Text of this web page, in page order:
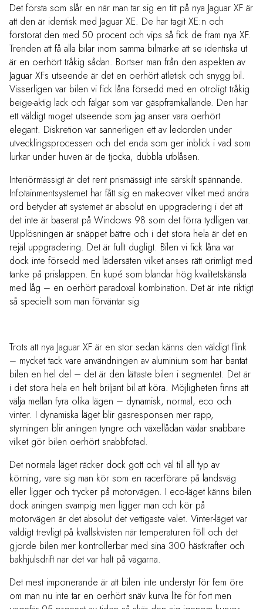
Det första som slår en när man tar sig en titt på nya Jaguar XF är
att den är identisk med Jaguar XE. De har tagit XE:n och
förstorat den med 50 procent och vips så fick de fram nya XF.
Trenden att få alla bilar inom samma bilmärke att se identiska ut
är en oerhört tråkig sådan. Bortser man från den aspekten av
Jaguar XFs utseende är det en oerhört atletisk och snygg bil.
Visserligen var bilen vi fick låna försedd med en otroligt tråkig
beige-aktig lack och fälgar som var gäspframkallande. Den har
ett väldigt moget utseende som jag anser vara oerhört
elegant. Diskretion var sannerligen ett av ledorden under
utvecklingsprocessen och det enda som ger inblick i vad som
lurkar under huven är de tjocka, dubbla utblåsen.
Interiörmässigt är det rent prismässigt inte särskilt spännande.
Infotainmentsystemet har fått sig en makeover vilket med andra
ord betyder att systemet är absolut en uppgradering i det att
det inte är baserat på Windows 98 som det förra tydligen var.
Upplösningen är snäppet bättre och i det stora hela är det en
rejäl uppgradering. Det är fullt dugligt. Bilen vi fick låna var
dock inte försedd med lädersäten vilket anses rätt orimligt med
tanke på prislappen. En kupé som blandar hög kvalitetskänsla
med låg – en oerhört paradoxal kombination. Det är inte riktigt
så speciellt som man förväntar sig
Trots att nya Jaguar XF är en stor sedan känns den väldigt flink
– mycket tack vare användningen av aluminium som har bantat
bilen en hel del – det är den lättaste bilen i segmentet. Det är
i det stora hela en helt briljant bil att köra. Möjligheten finns att
välja mellan fyra olika lägen – dynamisk, normal, eco och
vinter. I dynamiska läget blir gasresponsen mer rapp,
styrningen blir aningen tyngre och växellådan växlar snabbare
vilket gör bilen oerhört snabbfotad.
Det normala läget räcker dock gott och väl till all typ av
körning, vare sig man kör som en racerförare på landsväg
eller ligger och trycker på motorvägen. I eco-läget känns bilen
dock aningen svampig men ligger man och kör på
motorvägen är det absolut det vettigaste valet. Vinter-läget var
väldigt trevligt på kvällskvisten när temperaturen föll och det
gjorde bilen mer kontrollerbar med sina 300 hästkrafter och
bakhjulsdrift när det var halt på vägarna.
Det mest imponerande är att bilen inte understyr för fem öre
om man nu inte tar en oerhört snäv kurva lite för fort men